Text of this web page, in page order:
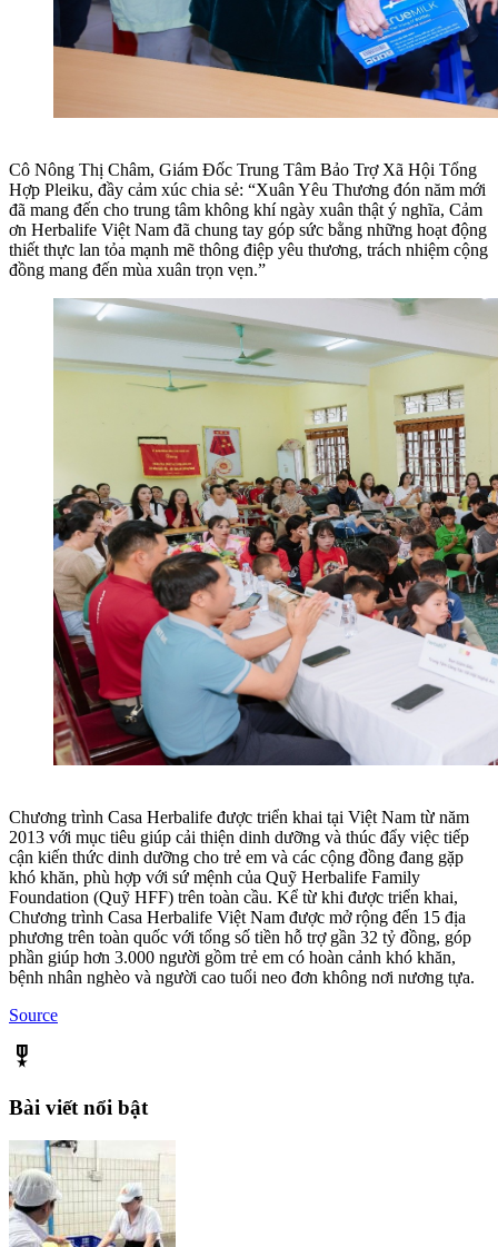
Cô Nông Thị Châm, Giám Đốc Trung Tâm Bảo Trợ Xã Hội Tổng
Hợp Pleiku, đầy cảm xúc chia sẻ: “Xuân Yêu Thương đón năm mới
đã mang đến cho trung tâm không khí ngày xuân thật ý nghĩa, Cảm
ơn Herbalife Việt Nam đã chung tay góp sức bằng những hoạt động
thiết thực lan tỏa mạnh mẽ thông điệp yêu thương, trách nhiệm cộng
đồng mang đến mùa xuân trọn vẹn.”
Chương trình Casa Herbalife được triển khai tại Việt Nam từ năm
2013 với mục tiêu giúp cải thiện dinh dưỡng và thúc đẩy việc tiếp
cận kiến thức dinh dưỡng cho trẻ em và các cộng đồng đang gặp
khó khăn, phù hợp với sứ mệnh của Quỹ Herbalife Family
Foundation (Quỹ HFF) trên toàn cầu. Kể từ khi được triển khai,
Chương trình Casa Herbalife Việt Nam được mở rộng đến 15 địa
phương trên toàn quốc với tổng số tiền hỗ trợ gần 32 tỷ đồng, góp
phần giúp hơn 3.000 người gồm trẻ em có hoàn cảnh khó khăn,
bệnh nhân nghèo và người cao tuổi neo đơn không nơi nương tựa.
Source
military_tech
Bài viết nổi bật